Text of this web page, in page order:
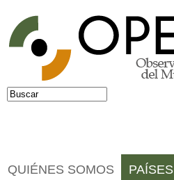
Jump to navigation
Formulario de búsqueda
Buscar
QUIÉNES SOMOS PAÍSES